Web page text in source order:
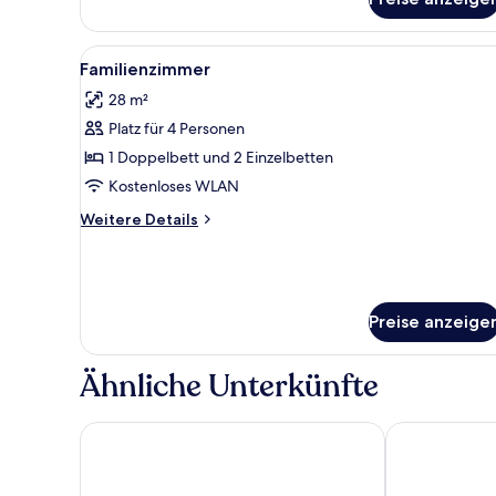
Alle
Fotos
für
Familienzimmer
anzeigen
Ein ordentlich bezogenes
6
Familienzimmer
28 m²
Platz für 4 Personen
1 Doppelbett und 2 Einzelbetten
Kostenloses WLAN
Weitere Details
Weitere
Preise
Ähnliche Unterkünfte
Azur Hotel by ST Hotels 115 The